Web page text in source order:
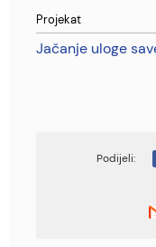
Projekat
Jačanje uloge